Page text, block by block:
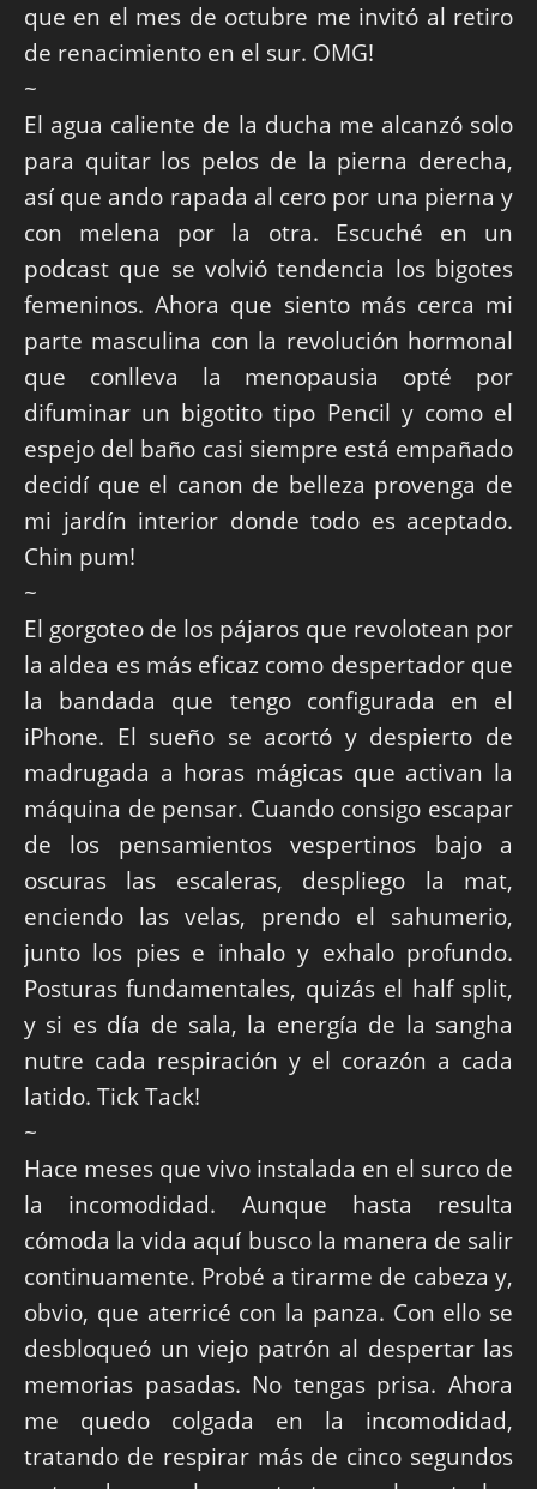
que en el mes de octubre me invitó al retiro
de renacimiento en el sur. OMG!
~
El agua caliente de la ducha me alcanzó solo
para quitar los pelos de la pierna derecha,
así que ando rapada al cero por una pierna y
con melena por la otra. Escuché en un
podcast que se volvió tendencia los bigotes
femeninos. Ahora que siento más cerca mi
parte masculina con la revolución hormonal
que conlleva la menopausia opté por
difuminar un bigotito tipo Pencil y como el
espejo del baño casi siempre está empañado
decidí que el canon de belleza provenga de
mi jardín interior donde todo es aceptado.
Chin pum!
~
El gorgoteo de los pájaros que revolotean por
la aldea es más eficaz como despertador que
la bandada que tengo configurada en el
iPhone. El sueño se acortó y despierto de
madrugada a horas mágicas que activan la
máquina de pensar. Cuando consigo escapar
de los pensamientos vespertinos bajo a
oscuras las escaleras, despliego la mat,
enciendo las velas, prendo el sahumerio,
junto los pies e inhalo y exhalo profundo.
Posturas fundamentales, quizás el half split,
y si es día de sala, la energía de la sangha
nutre cada respiración y el corazón a cada
latido. Tick Tack!
~
Hace meses que vivo instalada en el surco de
la incomodidad. Aunque hasta resulta
cómoda la vida aquí busco la manera de salir
continuamente. Probé a tirarme de cabeza y,
obvio, que aterricé con la panza. Con ello se
desbloqueó un viejo patrón al despertar las
memorias pasadas. No tengas prisa. Ahora
me quedo colgada en la incomodidad,
tratando de respirar más de cinco segundos